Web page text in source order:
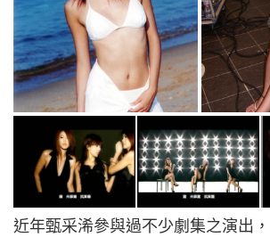
近年甄采浠參與過不少劇集之演出